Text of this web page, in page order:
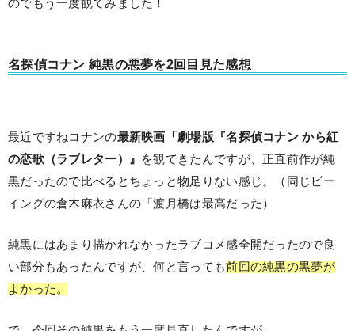
のでもう一度観てみました！
名探偵コナン 純黒の悪夢を2回目見た感想
最近ですねコナンの最新映画「劇場版『名探偵コナン から紅
の恋歌（ラブレター）』
を観てきたんですが、正直前作が純
黒だったので比べるとちょっと物足りない感じ。（同じビー
イングの倉木麻衣さんの「渡月橋は最高だった）
純黒にはあまり描かれなかったラブコメ感全開だったので良
い部分もあったんですが、何と言っても前回の純黒の黒夢が
よかった。